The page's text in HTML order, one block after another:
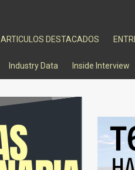
ARTICULOS DESTACADOS
Industry Data Inside Interview